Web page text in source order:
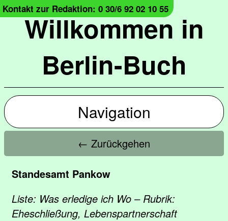
Willkommen in
Berlin-Buch
Kontakt zur Redaktion: 0 30/6 92 02 10 55
Navigation
← Zurückgehen
Standesamt Pankow
Liste: Was erledige ich Wo – Rubrik:
Eheschließung, Lebenspartnerschaft